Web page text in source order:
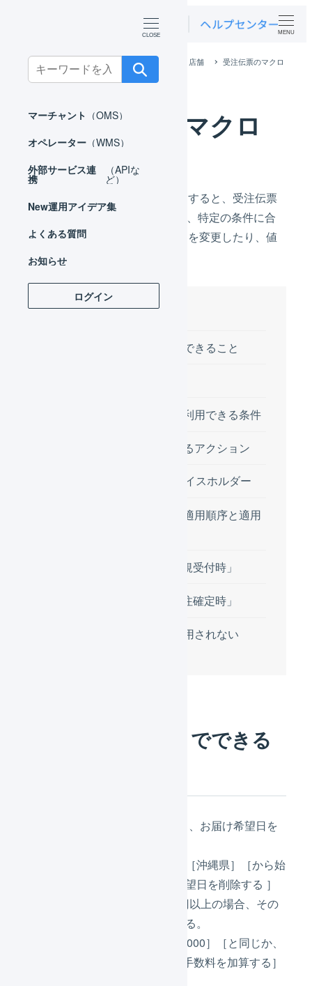
Search
for:
マーチャント （OMS）
オペレーター （WMS）
外部サービス連
携
（APIな
ど）
New運用アイデア集
よくある質問
お知らせ
ログイン
MENU
マーチャント 基本設定 店舗 受注伝票のマクロ
受注伝票のマクロ
受注伝票に対してマクロを設定すると、受注伝票
がLOGILESSに登録されるとき、特定の条件に合
致した場合に、伝票ステータスを変更したり、値
を上書きすることができます。
目次
受注伝票のマクロでできること
受注伝票のマクロで利用できる条件
自動処理で使用できるアクション
利用可能なプレイスホルダー
受注伝票のマクロの適用順序と適用
イベント : 「新規受付時」
イベント : 「受注確定時」
受注伝票がうまく適用されない
受注伝票のマクロでできる
例1：沖縄宛の受注に対し、お届け希望日を
［お届け先 住所］が条件［沖縄県］［から始
まる］とき、 ［お届け希望日を削除する ］
例2：合計金額が10,000円以上の場合、その
他手数料1000円を加算する。
［合計金額］が条件［10,000］［と同じか、
大きい］とき、［その他手数料を加算する］